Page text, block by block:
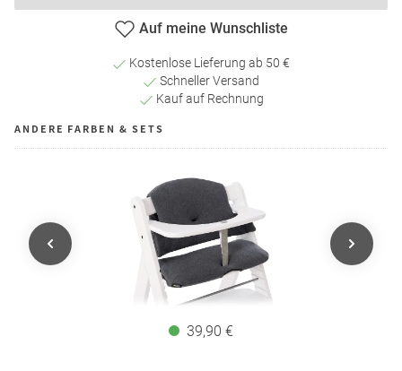
Auf meine Wunschliste
Kostenlose Lieferung ab 50 €
Schneller Versand
Kauf auf Rechnung
ANDERE FARBEN & SETS
39,90 €